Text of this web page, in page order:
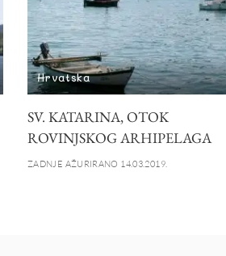
Hrvatska
SV. KATARINA, OTOK
ROVINJSKOG ARHIPELAGA
ZADNJE AŽURIRANO 14.03.2019.